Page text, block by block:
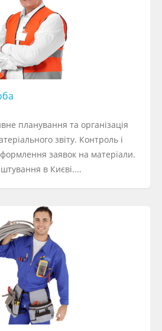
планування та організація
звіту. Контроль і
заявок на матеріали.
в Києві....